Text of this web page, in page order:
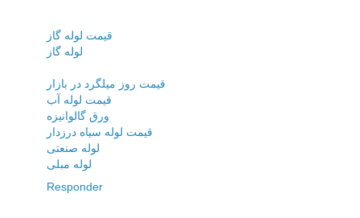
قیمت لوله گاز
لوله گاز
قیمت روز میلگرد در بازار
قیمت لوله آب
ورق گالوانیزه
قیمت لوله سیاه درزدار
لوله صنعتی
لوله مبلی
Responder